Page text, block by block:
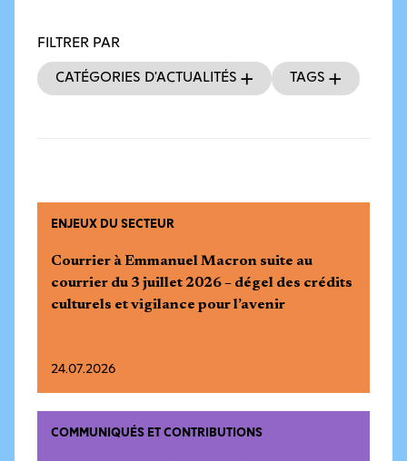
FILTRER PAR
Catégories d’actualités Tags
ENJEUX DU SECTEUR
Courrier à Emmanuel Macron suite au
courrier du 3 juillet 2026 – dégel des crédits
culturels et vigilance pour l’avenir
24.07.2026
COMMUNIQUÉS ET CONTRIBUTIONS